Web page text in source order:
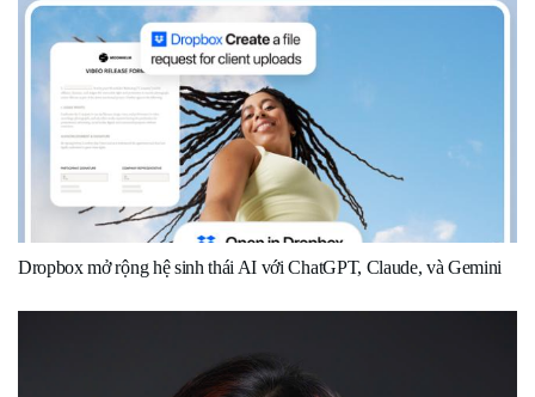
Dropbox mở rộng hệ sinh thái AI với ChatGPT, Claude, và Gemini